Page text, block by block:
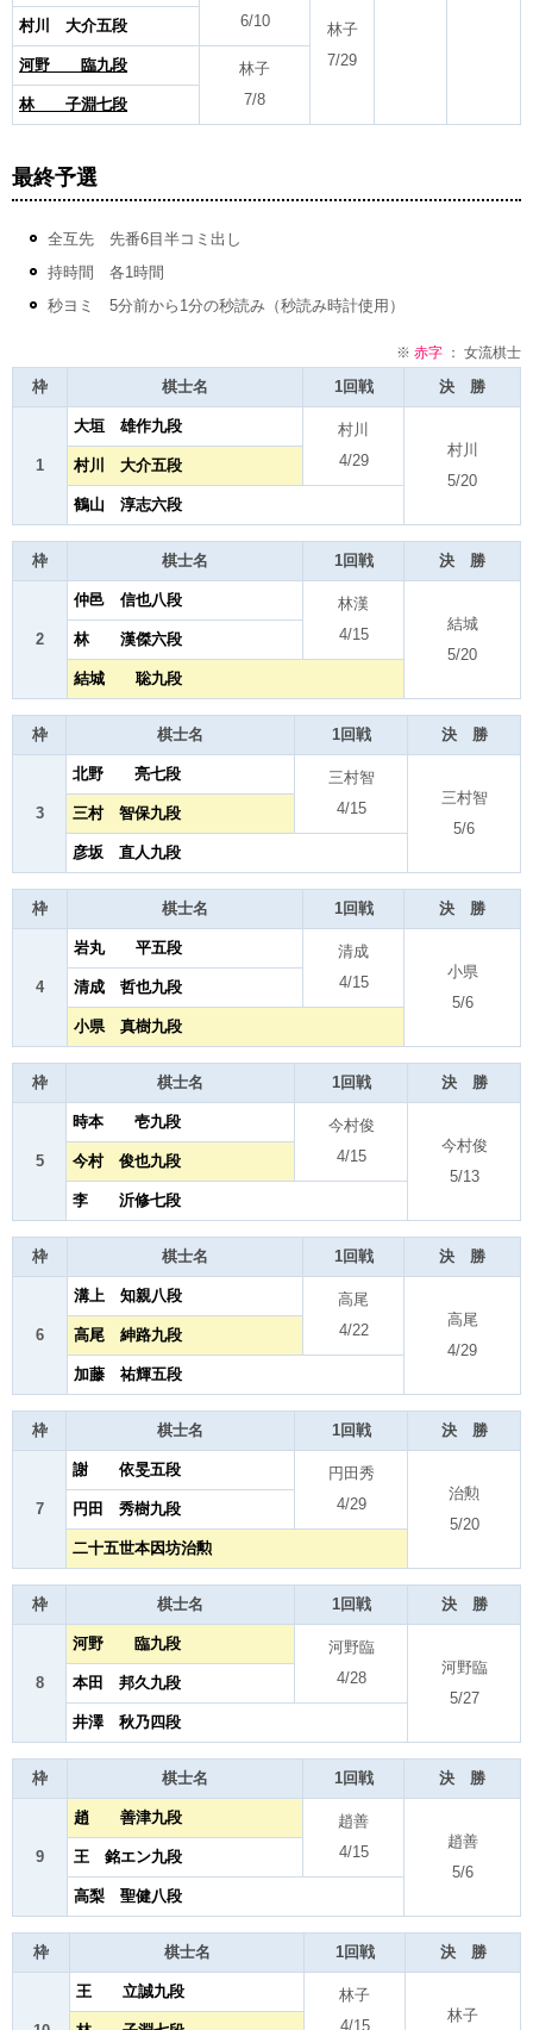
6/10
林子
7/29
村川 大介五段
河野 臨九段
林子
7/8
林 子淵七段
最終予選
全互先 先番6目半コミ出し
持時間 各1時間
秒ヨミ 5分前から1分の秒読み（秒読み時計使用）
※ 赤字 ： 女流棋士
枠 棋士名 1回戦 決 勝
1
大垣 雄作九段
村川
4/29
村川
5/20
村川 大介五段
鶴山 淳志六段
枠 棋士名 1回戦 決 勝
2
仲邑 信也八段
林漢
4/15
結城
5/20
林 漢傑六段
結城 聡九段
枠 棋士名 1回戦 決 勝
3
北野 亮七段
三村智
4/15
三村智
5/6
三村 智保九段
彦坂 直人九段
枠 棋士名 1回戦 決 勝
4
岩丸 平五段
清成
4/15
小県
5/6
清成 哲也九段
小県 真樹九段
枠 棋士名 1回戦 決 勝
5
時本 壱九段
今村俊
4/15
今村俊
5/13
今村 俊也九段
李 沂修七段
枠 棋士名 1回戦 決 勝
6
溝上 知親八段
高尾
4/22
高尾
4/29
高尾 紳路九段
加藤 祐輝五段
枠 棋士名 1回戦 決 勝
7
謝 依旻五段
円田秀
4/29
治勲
5/20
円田 秀樹九段
二十五世本因坊治勲
枠 棋士名 1回戦 決 勝
8
河野 臨九段
河野臨
4/28
河野臨
5/27
本田 邦久九段
井澤 秋乃四段
枠 棋士名 1回戦 決 勝
9
趙 善津九段
趙善
4/15
趙善
5/6
王 銘エン九段
高梨 聖健八段
枠 棋士名 1回戦 決 勝
王 立誠九段
林子
4/15
林子